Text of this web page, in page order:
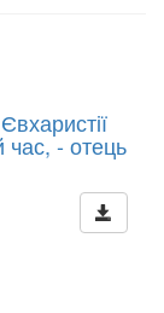
час, - отець